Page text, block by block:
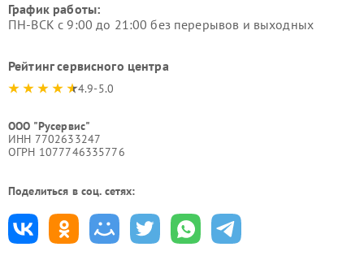
График работы:
ПН-ВСК с 9:00 до 21:00 без перерывов и выходных
Рейтинг сервисного центра
4.9-5.0
ООО "Русервис"
ИНН 7702633247
ОГРН 1077746335776
Поделиться в соц. сетях: